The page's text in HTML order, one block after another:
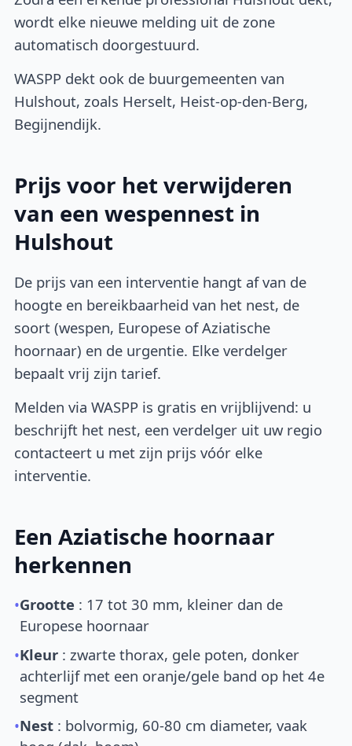
wordt elke nieuwe melding uit de zone
automatisch doorgestuurd.
WASPP dekt ook de buurgemeenten van
Hulshout, zoals Herselt, Heist-op-den-Berg,
Begijnendijk.
Prijs voor het verwijderen
van een wespennest in
Hulshout
De prijs van een interventie hangt af van de
hoogte en bereikbaarheid van het nest, de
soort (wespen, Europese of Aziatische
hoornaar) en de urgentie. Elke verdelger
bepaalt vrij zijn tarief.
Melden via WASPP is gratis en vrijblijvend: u
beschrijft het nest, een verdelger uit uw regio
contacteert u met zijn prijs vóór elke
interventie.
Een Aziatische hoornaar
herkennen
•Grootte : 17 tot 30 mm, kleiner dan de
Europese hoornaar
•Kleur : zwarte thorax, gele poten, donker
achterlijf met een oranje/gele band op het 4e
segment
•Nest : bolvormig, 60-80 cm diameter, vaak